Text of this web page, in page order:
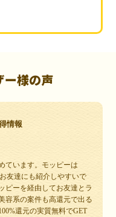
ー様の声
情報
ています。モッピーは
友達にも紹介しやすいで
ピーを経由してお友達とラ
容系の案件も高還元で出る
還元の実質無料でGET